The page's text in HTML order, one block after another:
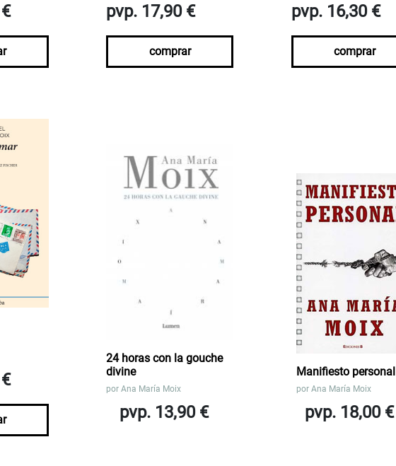
pvp. 17,90 €
comprar
pvp. 16,30 €
comprar
24 horas con la gouche
divine
porAna María Moix
pvp. 13,90 €
Manifiesto personal
porAna María Moix
pvp. 18,00 €